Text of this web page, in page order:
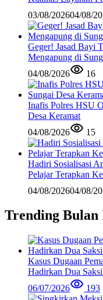
03/08/202604/08/
Geger! Jasad Bayi
Mengapung di
04/08/2026
16
Inafis Polres HSU
Desa Keramat
04/08/2026
15
Hadiri Sosialisasi
Pelajar Terapkan
04/08/202604/08/
Trending Bulan
Kasus Dugaan
Hadirkan Dua
06/07/2026
193